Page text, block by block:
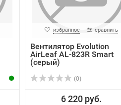
избранное сравнить
Вентилятор Evolution
AirLeaf AL-823R Smart
(серый)
(0)
6 220 руб.